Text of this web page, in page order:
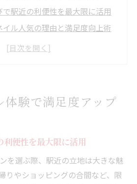
で駅近の利便性を最大限に活用
イル人気の理由と満足度向上術
ン名古屋駅で快適に通うコツ
古屋駅で選ぶべき理由
と評判の名古屋駅サロン特集
イルが選ばれる最新トレンド事
体験で満足度アップ
利便性を最大限に活用
を選ぶ際、駅近の立地は大きな魅
りやショッピングの合間など、限